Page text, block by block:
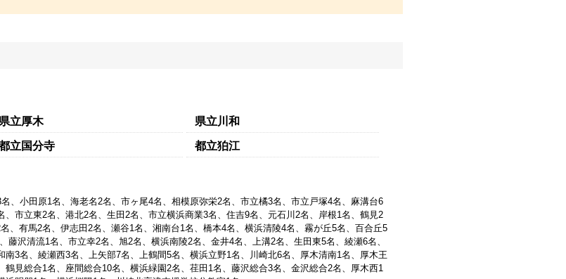
県立厚木 県立川和
立国分寺 都立狛江
、小田原1名、海老名2名、市ヶ尾4名、相模原弥栄2名、市立橘3名、市立戸塚4名、麻溝台6
市立東2名、港北2名、生田2名、市立横浜商業3名、住吉9名、元石川2名、岸根1名、鶴見2
、有馬2名、伊志田2名、瀬谷1名、湘南台1名、橋本4名、横浜清陵4名、霧が丘5名、百合丘5
沢清流1名、市立幸2名、旭2名、横浜南陵2名、金井4名、上溝2名、生田東5名、綾瀬6名、
3名、綾瀬西3名、上矢部7名、上鶴間5名、横浜立野1名、川崎北6名、厚木清南1名、厚木王
見総合1名、座間総合10名、横浜緑園2名、荏田1名、藤沢総合3名、金沢総合2名、厚木西1